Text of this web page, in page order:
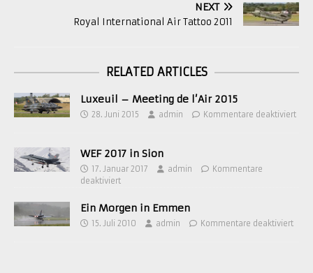
NEXT
Royal International Air Tattoo 2011
RELATED ARTICLES
Luxeuil – Meeting de l’Air 2015
28. Juni 2015 admin Kommentare deaktiviert
WEF 2017 in Sion
17. Januar 2017 admin
Kommentare
deaktiviert
Ein Morgen in Emmen
15. Juli 2010 admin Kommentare deaktiviert